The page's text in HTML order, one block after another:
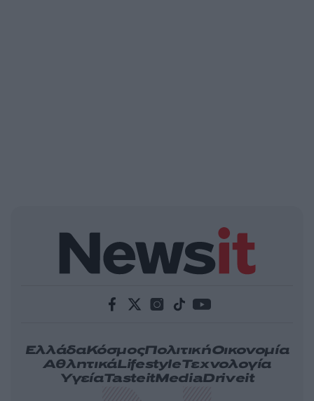
ΕλλάδαΚόσμοςΠολιτικήΟικονομία
ΑθλητικάLifestyleΤεχνολογία
ΥγείαTasteitMediaDriveit